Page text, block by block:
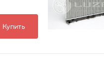
Купить